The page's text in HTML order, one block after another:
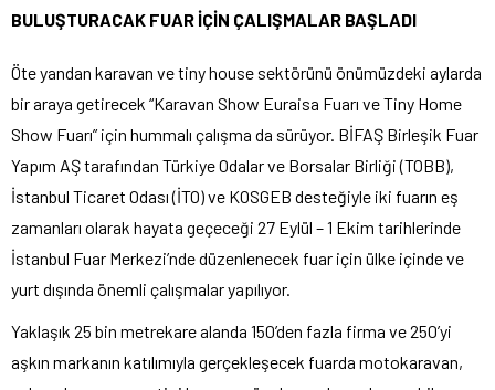
BULUŞTURACAK FUAR İÇİN ÇALIŞMALAR BAŞLADI
Öte yandan karavan ve tiny house sektörünü önümüzdeki aylarda
bir araya getirecek “Karavan Show Euraisa Fuarı ve Tiny Home
Show Fuarı” için hummalı çalışma da sürüyor. BİFAŞ Birleşik Fuar
Yapım AŞ tarafından Türkiye Odalar ve Borsalar Birliği (TOBB),
İstanbul Ticaret Odası (İTO) ve KOSGEB desteğiyle iki fuarın eş
zamanları olarak hayata geçeceği 27 Eylül – 1 Ekim tarihlerinde
İstanbul Fuar Merkezi’nde düzenlenecek fuar için ülke içinde ve
yurt dışında önemli çalışmalar yapılıyor.
Yaklaşık 25 bin metrekare alanda 150’den fazla firma ve 250’yi
aşkın markanın katılımıyla gerçekleşecek fuarda motokaravan,